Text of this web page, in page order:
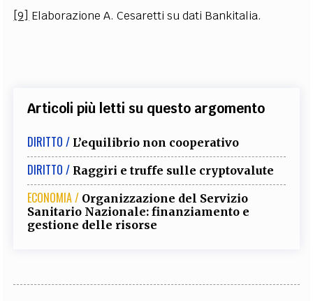
[9] Elaborazione A. Cesaretti su dati Bankitalia.
Articoli più letti su questo argomento
DIRITTO / L’equilibrio non cooperativo
DIRITTO / Raggiri e truffe sulle cryptovalute
ECONOMIA / Organizzazione del Servizio
Sanitario Nazionale: finanziamento e
gestione delle risorse